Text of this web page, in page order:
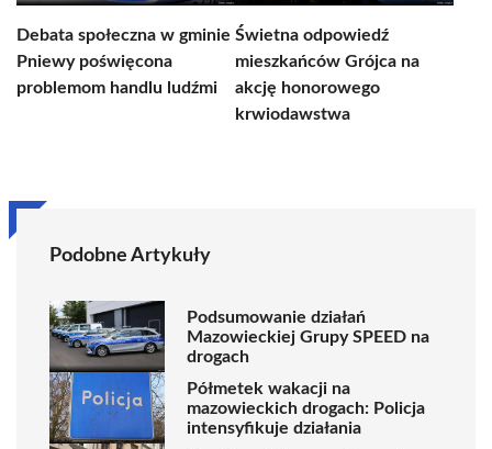
Debata społeczna w gminie
Pniewy poświęcona
problemom handlu ludźmi
Świetna odpowiedź
mieszkańców Grójca na
akcję honorowego
krwiodawstwa
Podobne Artykuły
Podsumowanie działań
Mazowieckiej Grupy SPEED na
drogach
Półmetek wakacji na
mazowieckich drogach: Policja
intensyfikuje działania